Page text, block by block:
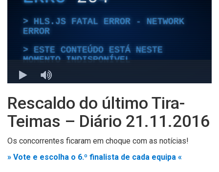
Rescaldo do último Tira-
Teimas – Diário 21.11.2016
Os concorrentes ficaram em choque com as notícias!
» Vote e escolha o 6.º finalista de cada equipa «